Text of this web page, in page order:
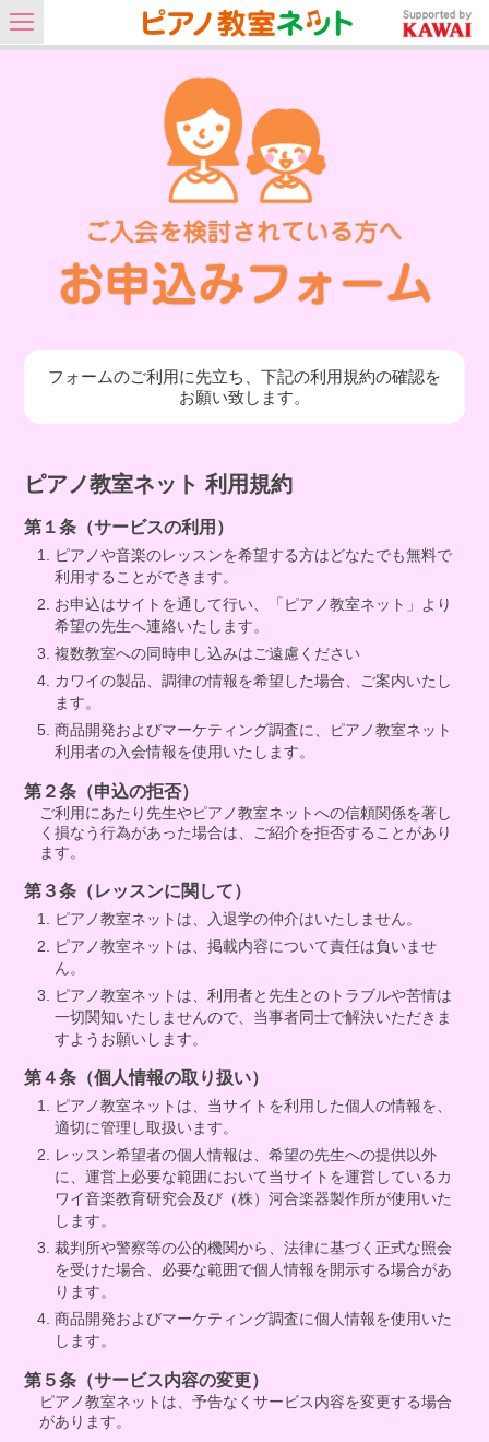
フォームのご利用に先立ち、下記の利用規約の確認を
お願い致します。
ピアノ教室ネット 利用規約
第１条（サービスの利用）
ピアノや音楽のレッスンを希望する方はどなたでも無料で
利用することができます。
お申込はサイトを通して行い、「ピアノ教室ネット」より
希望の先生へ連絡いたします。
複数教室への同時申し込みはご遠慮ください
カワイの製品、調律の情報を希望した場合、ご案内いたし
ます。
商品開発およびマーケティング調査に、ピアノ教室ネット
利用者の入会情報を使用いたします。
第２条（申込の拒否）
ご利用にあたり先生やピアノ教室ネットへの信頼関係を著し
く損なう行為があった場合は、ご紹介を拒否することがあり
ます。
第３条（レッスンに関して）
ピアノ教室ネットは、入退学の仲介はいたしません。
ピアノ教室ネットは、掲載内容について責任は負いませ
ん。
ピアノ教室ネットは、利用者と先生とのトラブルや苦情は
一切関知いたしませんので、当事者同士で解決いただきま
すようお願いします。
第４条（個人情報の取り扱い）
ピアノ教室ネットは、当サイトを利用した個人の情報を、
適切に管理し取扱います。
レッスン希望者の個人情報は、希望の先生への提供以外
に、運営上必要な範囲において当サイトを運営しているカ
ワイ音楽教育研究会及び（株）河合楽器製作所が使用いた
します。
裁判所や警察等の公的機関から、法律に基づく正式な照会
を受けた場合、必要な範囲で個人情報を開示する場合があ
ります。
商品開発およびマーケティング調査に個人情報を使用いた
します。
第５条（サービス内容の変更）
ピアノ教室ネットは、予告なくサービス内容を変更する場合
があります。